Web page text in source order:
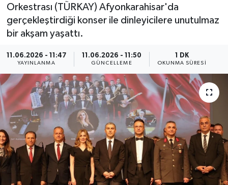
Orkestrası (TÜRKAY) Afyonkarahisar'da
gerçekleştirdiği konser ile dinleyicilere unutulmaz
bir akşam yaşattı.
11.06.2026 - 11:47
YAYINLANMA
11.06.2026 - 11:50
GÜNCELLEME
1 DK
OKUNMA SÜRESI
Advertising news
Canlı Maç
ÇEVRE
Dış Haberler
Dünya
EĞİTİM
EKONOMİ
Haber Arşivi